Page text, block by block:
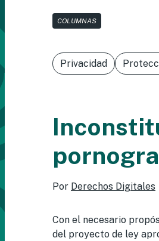
COLUMNAS
Privacidad
Por Derechos Digitales
Con el necesario
del proyecto de ley